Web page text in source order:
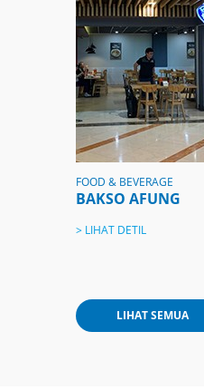
FOOD & BEVERAGE
BAKSO AFUNG
> LIHAT DETIL
LIHAT SEMUA
TUNTASKAN
HAJI GELOMBANG
LANCAR,